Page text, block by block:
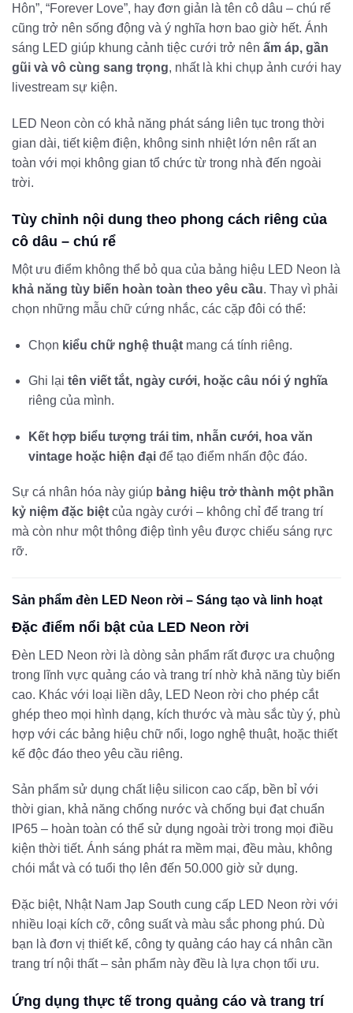
Hôn”, “Forever Love”, hay đơn giản là tên cô dâu – chú rể
cũng trở nên sống động và ý nghĩa hơn bao giờ hết. Ánh
sáng LED giúp khung cảnh tiệc cưới trở nên ấm áp, gần
gũi và vô cùng sang trọng, nhất là khi chụp ảnh cưới hay
livestream sự kiện.
LED Neon còn có khả năng phát sáng liên tục trong thời
gian dài, tiết kiệm điện, không sinh nhiệt lớn nên rất an
toàn với mọi không gian tổ chức từ trong nhà đến ngoài
trời.
Tùy chỉnh nội dung theo phong cách riêng của
cô dâu – chú rể
Một ưu điểm không thể bỏ qua của bảng hiệu LED Neon là
khả năng tùy biến hoàn toàn theo yêu cầu. Thay vì phải
chọn những mẫu chữ cứng nhắc, các cặp đôi có thể:
Chọn kiểu chữ nghệ thuậtmang cá tính riêng.
Ghi lại tên viết tắt, ngày cưới, hoặc câu nói ý nghĩa
riêng của mình.
Kết hợp biểu tượng trái tim, nhẫn cưới, hoa văn
vintage hoặc hiện đạiđể tạo điểm nhấn độc đáo.
Sự cá nhân hóa này giúp bảng hiệu trở thành một phần
kỷ niệm đặc biệt của ngày cưới – không chỉ để trang trí
mà còn như một thông điệp tình yêu được chiếu sáng rực
rỡ.
Sản phẩm đèn LED Neon rời – Sáng tạo và linh hoạt
Đặc điểm nổi bật của LED Neon rời
Đèn LED Neon rời là dòng sản phẩm rất được ưa chuộng
trong lĩnh vực quảng cáo và trang trí nhờ khả năng tùy biến
cao. Khác với loại liền dây, LED Neon rời cho phép cắt
ghép theo mọi hình dạng, kích thước và màu sắc tùy ý, phù
hợp với các bảng hiệu chữ nổi, logo nghệ thuật, hoặc thiết
kế độc đáo theo yêu cầu riêng.
Sản phẩm sử dụng chất liệu silicon cao cấp, bền bỉ với
thời gian, khả năng chống nước và chống bụi đạt chuẩn
IP65 – hoàn toàn có thể sử dụng ngoài trời trong mọi điều
kiện thời tiết. Ánh sáng phát ra mềm mại, đều màu, không
chói mắt và có tuổi thọ lên đến 50.000 giờ sử dụng.
Đặc biệt, Nhật Nam Jap South cung cấp LED Neon rời với
nhiều loại kích cỡ, công suất và màu sắc phong phú. Dù
bạn là đơn vị thiết kế, công ty quảng cáo hay cá nhân cần
trang trí nội thất – sản phẩm này đều là lựa chọn tối ưu.
Ứng dụng thực tế trong quảng cáo và trang trí